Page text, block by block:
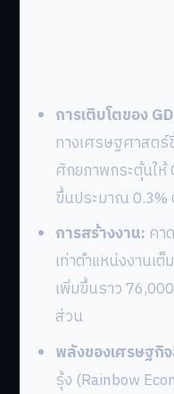
การเติบโตของ
ทางเศรษฐศาสตร์
ศักยภาพกระตุ้นให้
ขึ้นประมาณ 0.3%
การสร้างงาน: คา
เท่าตำแหน่งงานเ
เพิ่มขึ้นราว
ส่วน
พลังของเศรษฐกิ
รุ้ง (Rainbow